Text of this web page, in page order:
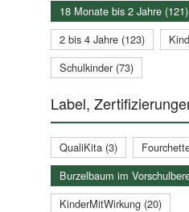
18 Monate bis 2 Jahre (121)
2 bis 4 Jahre (123)
Schulkinder (73)
Label,
QualiKita (3)
Burzelbaum im
KinderMitWirkung (20)